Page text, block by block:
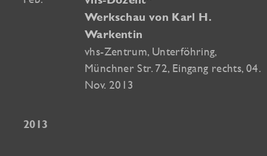
Werkschau von Karl H.
Warkentin
vhs-Zentrum, Unterföhring,
Münchner Str. 72, Eingang rechts, 04.
Nov. 2013
2013